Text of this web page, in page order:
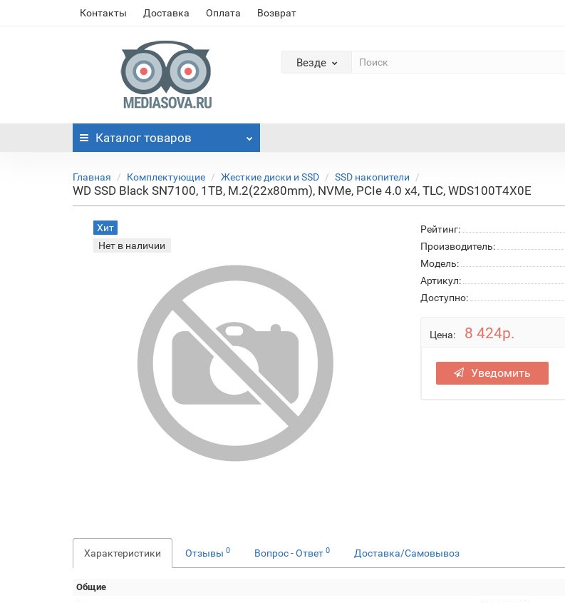
Контакты Доставка Оплата Возврат
Везде
Каталог товаров
Главная Комплектующие Жесткие диски и SSD SSD накопители
WD SSD Black SN7100, 1TB, M.2(22x80mm), NVMe, PCIe 4.0 x4, TLC, WDS100T4X0E
Хит
Нет в наличии
Рейтинг:
Производитель:
Модель:
Артикул:
Доступно:
Цена: 8 424р.
Уведомить
Характеристики Отзывы 0 Вопрос - Ответ 0 Доставка/Самовывоз
Общие